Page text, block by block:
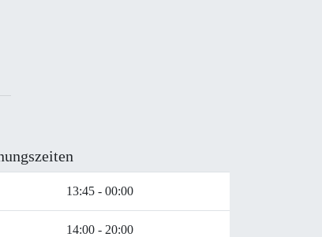
13:45 - 00:00
14:00 - 20:00